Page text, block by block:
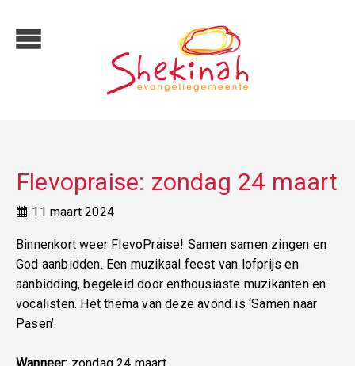
Flevopraise: zondag 24 maart
11 maart 2024
Binnenkort weer FlevoPraise! Samen samen zingen en
God aanbidden. Een muzikaal feest van lofprijs en
aanbidding, begeleid door enthousiaste muzikanten en
vocalisten. Het thema van deze avond is ‘Samen naar
Pasen’.